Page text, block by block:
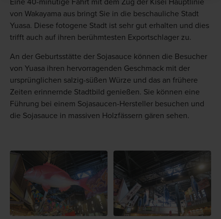
Eine 40-minütige Fahrt mit dem Zug der Kisei Hauptlinie
von Wakayama aus bringt Sie in die beschauliche Stadt
Yuasa. Diese fotogene Stadt ist sehr gut erhalten und dies
trifft auch auf ihren berühmtesten Exportschlager zu.
An der Geburtsstätte der Sojasauce können die Besucher
von Yuasa ihren hervorragenden Geschmack mit der
ursprünglichen salzig-süßen Würze und das an frühere
Zeiten erinnernde Stadtbild genießen. Sie können eine
Führung bei einem Sojasaucen-Hersteller besuchen und
die Sojasauce in massiven Holzfässern gären sehen.